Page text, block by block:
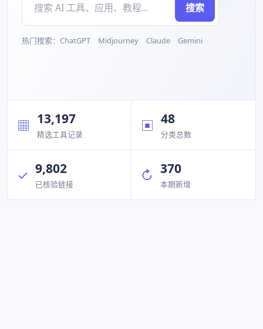
搜索
热门搜索：ChatGPT Midjourney Claude Gemini
▦ 13,197
精选工具记录
▣ 48
分类总数
✓ 9,802
已核验链接
↻ 370
本期新增